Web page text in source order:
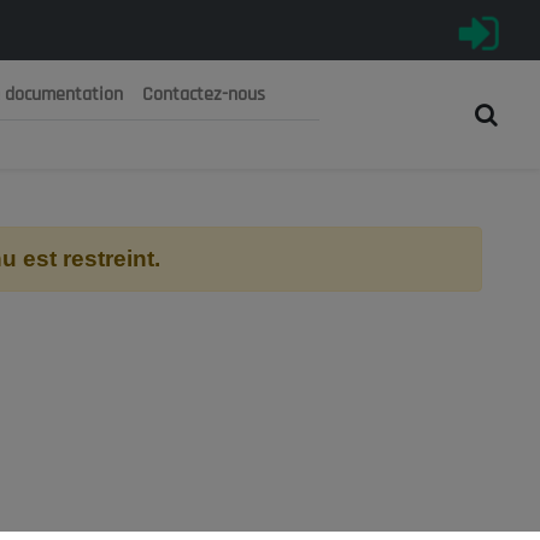
الجزائرية الديمقراطية الشعبية
documentation Contactez-nous
est restreint.